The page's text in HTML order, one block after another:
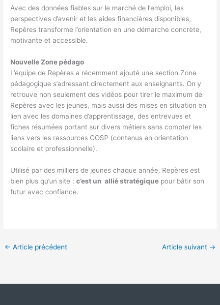
Avec des données fiables sur le marché de l’emploi, les
perspectives d’avenir et les aides financières disponibles,
Repères transforme l’orientation en une démarche concrète,
motivante et accessible.
Nouvelle Zone pédago
L’équipe de Repères a récemment ajouté une section Zone
pédagogique s’adressant directement aux enseignants. On y
retrouve non seulement des vidéos pour tirer le maximum de
Repères avec les jeunes, mais aussi des mises en situation en
lien avec les domaines d’apprentissage, des entrevues et
fiches résumées portant sur divers métiers sans compter les
liens vers les ressources COSP (contenus en orientation
scolaire et professionnelle).
Utilisé par des milliers de jeunes chaque année, Repères est
bien plus qu’un site :c’est un allié stratégique pour bâtir son
futur avec confiance.
← Article précédent Article suivant →